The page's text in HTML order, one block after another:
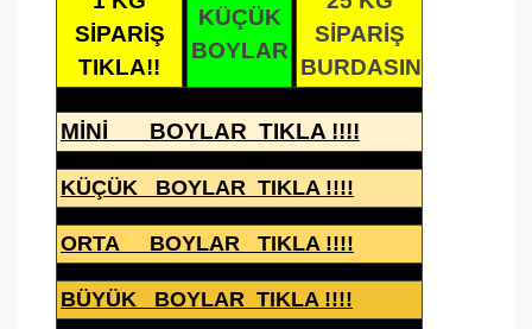
SİPARİŞ
TIKLA!!
KÜÇÜK
BOYLAR
SİPARİŞ
BURDASIN
MİNİ BOYLAR TIKLA !!!!
KÜÇÜK BOYLAR TIKLA !!!!
ORTA BOYLAR TIKLA !!!!
BÜYÜK BOYLAR TIKLA !!!!